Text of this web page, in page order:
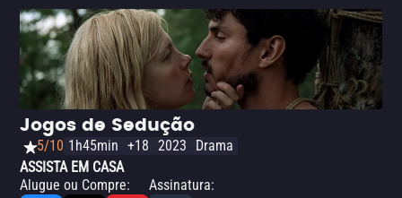
Jogos de Sedução
5/10 1h45min +18 2023
Drama
ASSISTA EM CASA
Alugue ou Compre: Assinatura: